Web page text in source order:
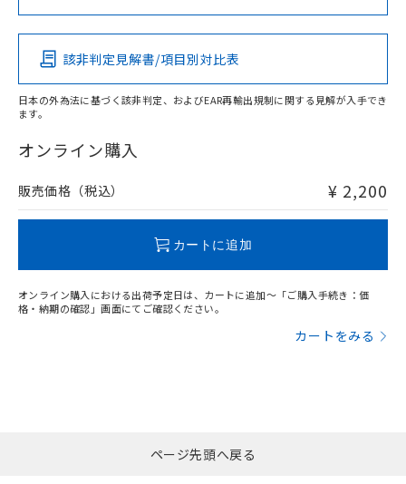
Pb Hg Cd Cr(VI)
O
在庫等で未対応品が混在する可能性があります。
問い合わせください。
この製品の規格認証/適合状況ページへ
その他の認証はこちらのページからご検索ください
該非判定見解書/項目別対比表
日本の外為法に基づく該非判定、およびEAR再輸出規制に関する見解が入手でき
ます。
オンライン購入
販売価格（税込） ¥ 2,200
カートに追加
オンライン購入における出荷予定日は、カートに追加～「ご購入手続き：価
格・納期の確認」画面にてご確認ください。
カートをみる
ページ先頭へ戻る